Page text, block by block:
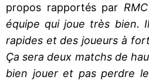
propos rapportés par
équipe qui joue très bien.
rapides et des joueurs à
Ça sera deux matchs de
bien jouer et pas perdre